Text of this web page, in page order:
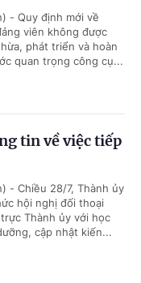
- Quy định mới về
viên không được
phát triển và hoàn
quan trọng công cụ...
tin về việc tiếp
- Chiều 28/7, Thành ủy
hội nghị đối thoại
Thành ủy với học
cập nhật kiến...